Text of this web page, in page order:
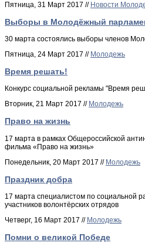
Пятница, 31 Март 2017 // Новости
Выборы в Молодёжный
30 марта состоялись выборы членов
Пятница, 24 Март 2017 // Молодежь
Время решать!
Конкурс социальной рекламы "Время
Вторник, 21 Март 2017 // Молодежь
Право на жизнь
17 марта в рамках Общероссийской
фильма «Право на жизнь»
Понедельник, 20 Март 2017 // Молодежь
Праздник добра
17 марта специалистом по социальной
участников волонтёрских отрядов
Четверг, 16 Март 2017 // Молодежь
Помни о великой Победе